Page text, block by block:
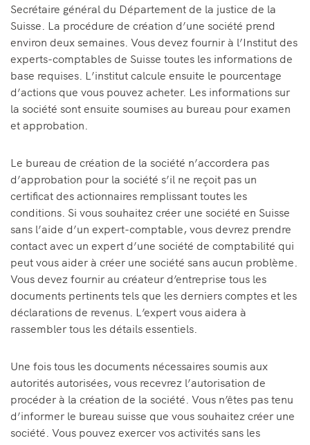
Secrétaire général du Département de la justice de la
Suisse. La procédure de création d’une société prend
environ deux semaines. Vous devez fournir à l’Institut des
experts-comptables de Suisse toutes les informations de
base requises. L’institut calcule ensuite le pourcentage
d’actions que vous pouvez acheter. Les informations sur
la société sont ensuite soumises au bureau pour examen
et approbation.
Le bureau de création de la société n’accordera pas
d’approbation pour la société s’il ne reçoit pas un
certificat des actionnaires remplissant toutes les
conditions. Si vous souhaitez créer une société en Suisse
sans l’aide d’un expert-comptable, vous devrez prendre
contact avec un expert d’une société de comptabilité qui
peut vous aider à créer une société sans aucun problème.
Vous devez fournir au créateur d’entreprise tous les
documents pertinents tels que les derniers comptes et les
déclarations de revenus. L’expert vous aidera à
rassembler tous les détails essentiels.
Une fois tous les documents nécessaires soumis aux
autorités autorisées, vous recevrez l’autorisation de
procéder à la création de la société. Vous n’êtes pas tenu
d’informer le bureau suisse que vous souhaitez créer une
société. Vous pouvez exercer vos activités sans les